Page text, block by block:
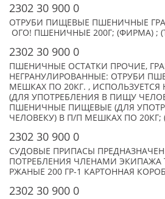
2302 30 900 0
ОТРУБИ ПИЩЕВЫЕ ПШЕНИЧНЫЕ
ОГО! ПШЕНИЧНЫЕ 200Г; (ФИРМА) ;
2302 30 900 0
ПШЕНИЧНЫЕ ОСТАТКИ ПРОЧИЕ,
НЕГРАНУЛИРОВАННЫЕ: ОТРУБИ
МЕШКАХ ПО 20КГ. ,
(ДЛЯ УПОТРЕБЛЕНИЯ В ПИЩУ
ПШЕНИЧНЫЕ ПИЩЕВЫЕ (ДЛЯ
ЧЕЛОВЕКУ) В П/П МЕШКАХ ПО 20КГ;
2302 30 900 0
СУДОВЫЕ ПРИПАСЫ
ПОТРЕБЛЕНИЯ ЧЛЕНАМИ ЭКИПАЖА
РЖАНЫЕ 200 ГР-1 КАРТОННАЯ
2302 30 900 0